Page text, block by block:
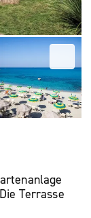
Terrasse